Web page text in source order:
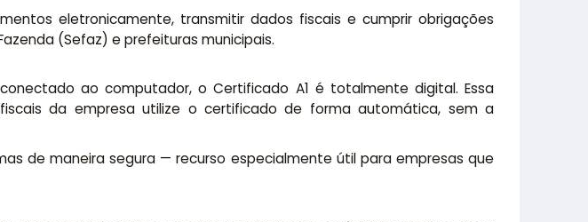
eletronicamente, transmitir dados fiscais e cumprir obrigações
(Sefaz) e prefeituras municipais.
ao computador, o Certificado A1 é totalmente digital. Essa
da empresa utilize o certificado de forma automática, sem a
de maneira segura — recurso especialmente útil para empresas que